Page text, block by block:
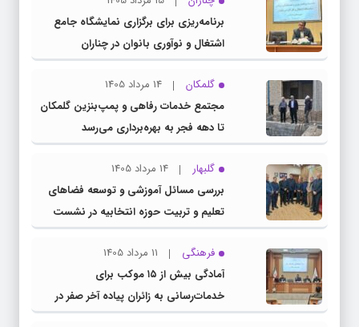
برنامه‌ریزی برای برگزاری نمایشگاه جامع
اشتغال و نوآوری بانوان در چناران
گلمکان
14 مرداد 1405
مجتمع خدمات رفاهی و پمپ‌بنزین گلمکان
تا دهه فجر به بهره‌برداری می‌رسد
گلبهار
14 مرداد 1405
بررسی مسائل آموزشی و توسعه فضاهای
تعلیم و تربیت حوزه انتخابیه در نشست
مشترک عضو کمیسیون آموزش مجلس با
مدیرکل آموزش و پرورش خراسان رضوی
فرهنگی
11 مرداد 1405
آمادگی بیش از ۱۵ موکب برای
خدمات‌رسانی به زائران پیاده آخر صفر در
شهرستان چناران